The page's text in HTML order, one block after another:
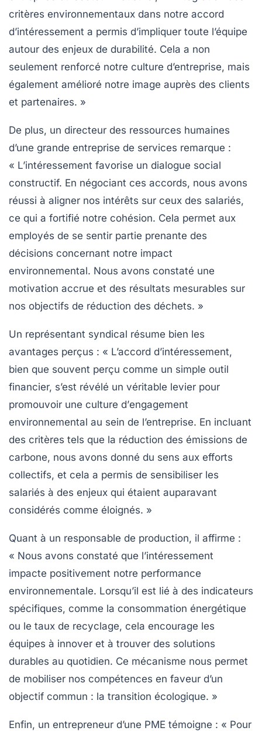
critères environnementaux dans notre accord
d’intéressement a permis d’impliquer toute l’équipe
autour des enjeux de durabilité. Cela a non
seulement renforcé notre culture d’entreprise, mais
également amélioré notre image auprès des clients
et partenaires. »
De plus, un directeur des ressources humaines
d’une grande entreprise de services remarque :
« L’intéressement favorise un dialogue social
constructif. En négociant ces accords, nous avons
réussi à aligner nos intérêts sur ceux des salariés,
ce qui a fortifié notre cohésion. Cela permet aux
employés de se sentir partie prenante des
décisions concernant notre impact
environnemental. Nous avons constaté une
motivation accrue et des résultats mesurables sur
nos objectifs de réduction des déchets. »
Un représentant syndical résume bien les
avantages perçus : « L’accord d’intéressement,
bien que souvent perçu comme un simple outil
financier, s’est révélé un véritable levier pour
promouvoir une culture d’engagement
environnemental au sein de l’entreprise. En incluant
des critères tels que la réduction des émissions de
carbone, nous avons donné du sens aux efforts
collectifs, et cela a permis de sensibiliser les
salariés à des enjeux qui étaient auparavant
considérés comme éloignés. »
Quant à un responsable de production, il affirme :
« Nous avons constaté que l’intéressement
impacte positivement notre performance
environnementale. Lorsqu’il est lié à des indicateurs
spécifiques, comme la consommation énergétique
ou le taux de recyclage, cela encourage les
équipes à innover et à trouver des solutions
durables au quotidien. Ce mécanisme nous permet
de mobiliser nos compétences en faveur d’un
objectif commun : la transition écologique. »
Enfin, un entrepreneur d’une PME témoigne : « Pour